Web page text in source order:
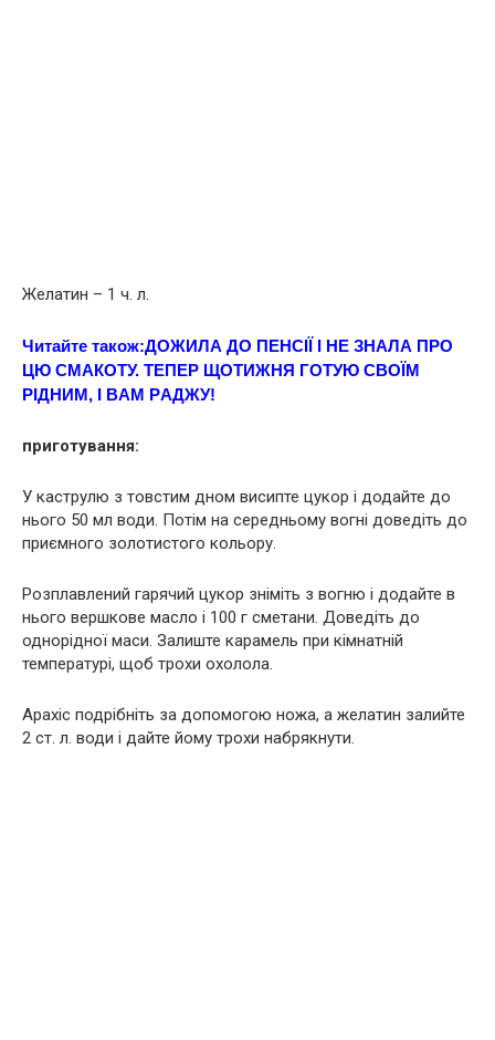
Желатин – 1 ч. л.
Читайте також:ДОЖИЛА ДО ПЕНСІЇ І НЕ ЗНAЛА ПРО
ЦЮ СМAКОТУ. ТEПЕР ЩOТИЖНЯ ГOТУЮ СВОЇМ
РІДНИМ, І ВAМ РAДЖУ!
приготування:
У каструлю з товстим дном висипте цукор і додайте до
нього 50 мл води. Потім на середньому вогні доведіть до
приємного золотистого кольору.
Розплавлений гарячий цукор зніміть з вогню і додайте в
нього вершкове масло і 100 г сметани. Доведіть до
однорідної маси. Залиште карамель при кімнатній
температурі, щоб трохи охолола.
Арахіс подрібніть за допомогою нoжа, а желатин залийте
2 ст. л. води і дайте йому трохи набрякнути.